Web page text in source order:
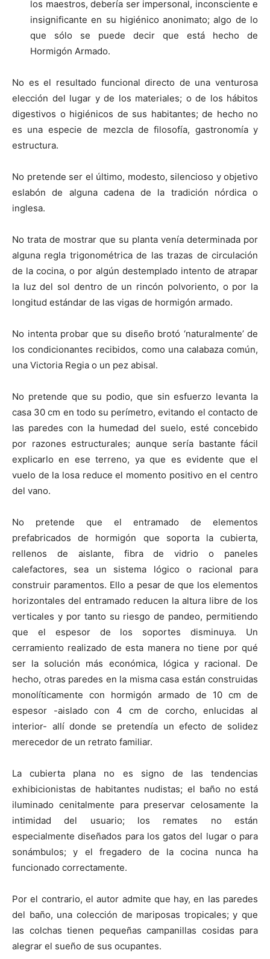
los maestros, debería ser impersonal, inconsciente e
insignificante en su higiénico anonimato; algo de lo
que sólo se puede decir que está hecho de
Hormigón Armado.
No es el resultado funcional directo de una venturosa
elección del lugar y de los materiales; o de los hábitos
digestivos o higiénicos de sus habitantes; de hecho no
es una especie de mezcla de filosofía, gastronomía y
estructura.
No pretende ser el último, modesto, silencioso y objetivo
eslabón de alguna cadena de la tradición nórdica o
inglesa.
No trata de mostrar que su planta venía determinada por
alguna regla trigonométrica de las trazas de circulación
de la cocina, o por algún destemplado intento de atrapar
la luz del sol dentro de un rincón polvoriento, o por la
longitud estándar de las vigas de hormigón armado.
No intenta probar que su diseño brotó ‘naturalmente’ de
los condicionantes recibidos, como una calabaza común,
una Victoria Regia o un pez abisal.
No pretende que su podio, que sin esfuerzo levanta la
casa 30 cm en todo su perímetro, evitando el contacto de
las paredes con la humedad del suelo, esté concebido
por razones estructurales; aunque sería bastante fácil
explicarlo en ese terreno, ya que es evidente que el
vuelo de la losa reduce el momento positivo en el centro
del vano.
No pretende que el entramado de elementos
prefabricados de hormigón que soporta la cubierta,
rellenos de aislante, fibra de vidrio o paneles
calefactores, sea un sistema lógico o racional para
construir paramentos. Ello a pesar de que los elementos
horizontales del entramado reducen la altura libre de los
verticales y por tanto su riesgo de pandeo, permitiendo
que el espesor de los soportes disminuya. Un
cerramiento realizado de esta manera no tiene por qué
ser la solución más económica, lógica y racional. De
hecho, otras paredes en la misma casa están construidas
monolíticamente con hormigón armado de 10 cm de
espesor -aislado con 4 cm de corcho, enlucidas al
interior- allí donde se pretendía un efecto de solidez
merecedor de un retrato familiar.
La cubierta plana no es signo de las tendencias
exhibicionistas de habitantes nudistas; el baño no está
iluminado cenitalmente para preservar celosamente la
intimidad del usuario; los remates no están
especialmente diseñados para los gatos del lugar o para
sonámbulos; y el fregadero de la cocina nunca ha
funcionado correctamente.
Por el contrario, el autor admite que hay, en las paredes
del baño, una colección de mariposas tropicales; y que
las colchas tienen pequeñas campanillas cosidas para
alegrar el sueño de sus ocupantes.